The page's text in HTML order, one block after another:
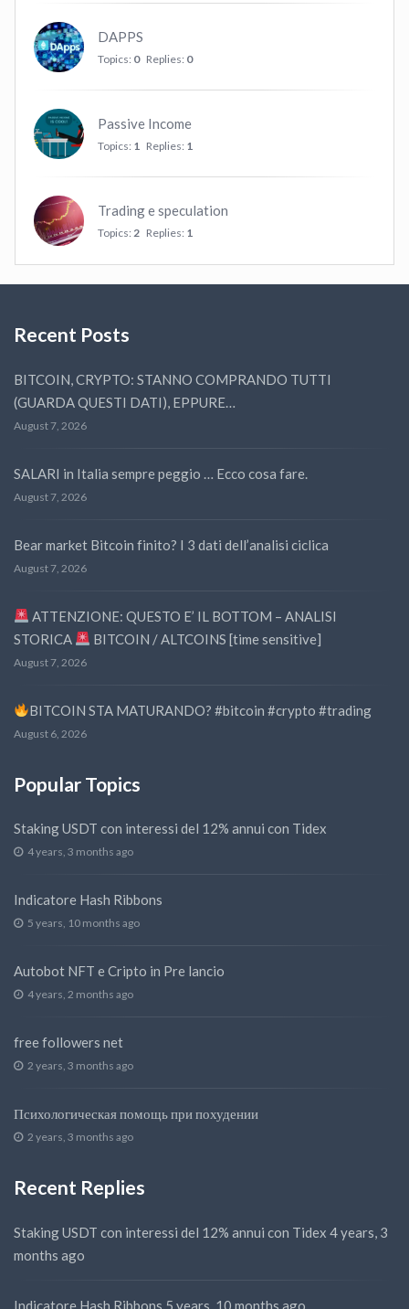
DAPPS
Topics: 0 Replies: 0
Passive Income
Topics: 1 Replies: 1
Trading e speculation
Topics: 2 Replies: 1
Recent Posts
BITCOIN, CRYPTO: STANNO COMPRANDO TUTTI
(GUARDA QUESTI DATI), EPPURE…
August 7, 2026
SALARI in Italia sempre peggio … Ecco cosa fare.
August 7, 2026
Bear market Bitcoin finito? I 3 dati dell’analisi ciclica
August 7, 2026
ATTENZIONE: QUESTO E’ IL BOTTOM – ANALISI
STORICA
BITCOIN / ALTCOINS [time sensitive]
August 7, 2026
BITCOIN STA MATURANDO? #bitcoin #crypto #trading
August 6, 2026
Popular Topics
Staking USDT con interessi del 12% annui con Tidex
4 years, 3 months ago
Indicatore Hash Ribbons
5 years, 10 months ago
Autobot NFT e Cripto in Pre lancio
4 years, 2 months ago
free followers net
2 years, 3 months ago
Психологическая помощь при похудении
2 years, 3 months ago
Recent Replies
Staking USDT con interessi del 12% annui con Tidex 4 years, 3
months ago
Indicatore Hash Ribbons 5 years, 10 months ago